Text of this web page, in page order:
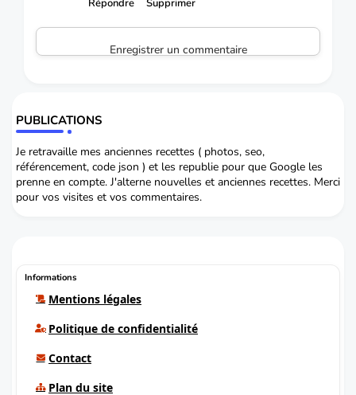
Répondre Supprimer
Enregistrer un commentaire
PUBLICATIONS
Je retravaille mes anciennes recettes ( photos, seo,
référencement, code json ) et les republie pour que Google les
prenne en compte. J'alterne nouvelles et anciennes recettes. Merci
pour vos visites et vos commentaires.
Informations
Mentions légales
Politique de confidentialité
Contact
Plan du site